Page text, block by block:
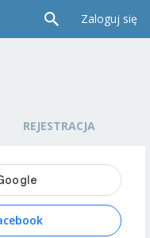
Zaloguj się
REJESTRACJA